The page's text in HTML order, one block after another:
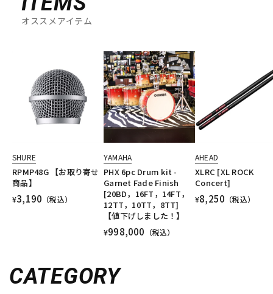
オススメアイテム
SHURE
RPMP48G 【お取り寄せ
商品】
¥3,190 （税込）
YAMAHA
PHX 6pc Drum kit -
Garnet Fade Finish
[20BD，16FT，14FT，
12TT，10TT，8TT]
【値下げしました！】
¥998,000 （税込）
AHEAD
XLRC [XL ROCK
Concert]
¥8,250 （税込）
CATEGORY